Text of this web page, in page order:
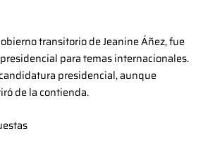
transitorio de Jeanine Áñez, fue
para temas internacionales.
presidencial, aunque
de la contienda.